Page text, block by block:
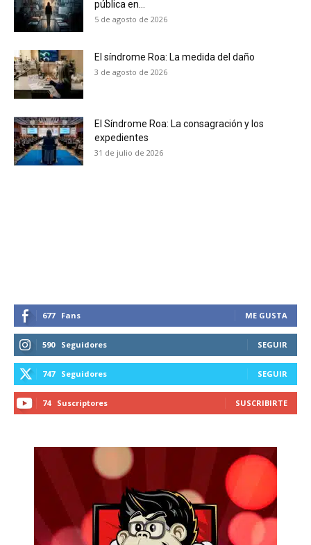
No te pierdas de las
receive all the news of vaping and
tobacco harm reduction in your email.
SUBSCRIBIRSE
pública en...
5 de agosto de 2026
El síndrome Roa: La medida del daño
3 de agosto de 2026
El Síndrome Roa: La consagración y los
expedientes
31 de julio de 2026
677 Fans ME GUSTA
590 Seguidores SEGUIR
747 Seguidores SEGUIR
74 Suscriptores SUSCRIBIRTE